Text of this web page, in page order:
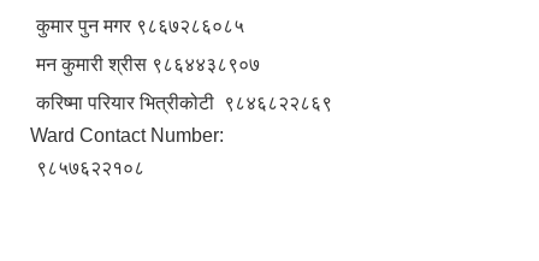
कुमार पुन मगर ९८६७२८६०८५
मन कुमारी श्रीस ९८६४४३८९०७
करिष्मा परियार भित्रीकोटी ९८४६८२२८६९
Ward Contact Number:
९८५७६२२१०८